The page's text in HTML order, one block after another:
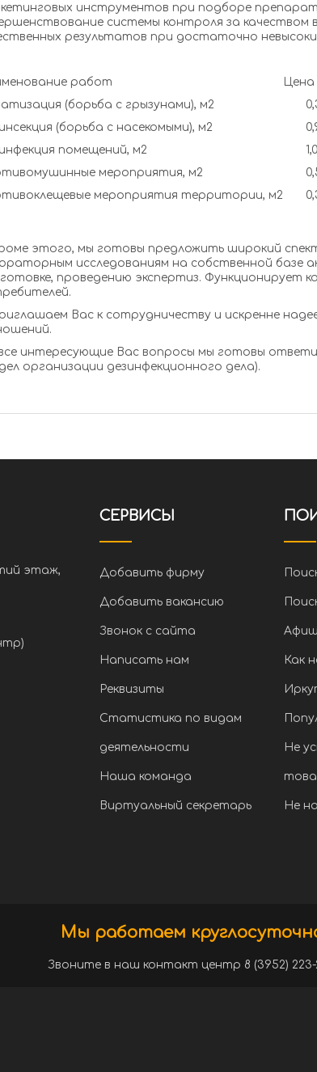
инструментов при подборе
системы контроля за
результатов при достаточно
работ
Цена
Дератизация (борьба с грызунами), м2
Дезинсекция (борьба с насекомыми), м2
Дезинфекция помещений, м2
1,0
мероприятия, м2
Противоклещевые мероприятия территории, м2
этого, мы готовы предложить широкий
исследованиям на собственной базе
проведению экспертиз. Функционирует
Вас к сотрудничеству и искренне
интересующие Вас вопросы мы готовы
организации дезинфекционного дела).
этаж,
СЕРВИСЫ
Добавить фирму
Добавить вакансию
Звонок с сайта
Написать нам
Реквизиты
Статистика по видам
деятельности
Наша команда
Виртуальный секретарь
Как
Не
Не
Мы работаем
Звоните в наш контакт центр 8 (3952) 223-